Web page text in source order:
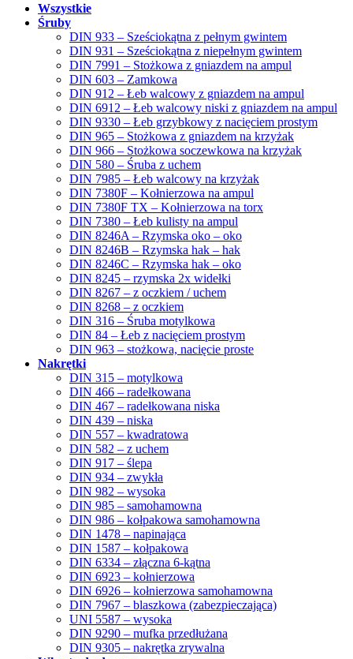
Wszystkie
Śruby
DIN 933 – Sześciokątna z pełnym gwintem
DIN 931 – Sześciokątna z niepełnym gwintem
DIN 7991 – Stożkowa z gniazdem na ampul
DIN 603 – Zamkowa
DIN 912 – Łeb walcowy z gniazdem na ampul
DIN 6912 – Łeb walcowy niski z gniazdem na ampul
DIN 9330 – Łeb grzybkowy z nacięciem prostym
DIN 965 – Stożkowa z gniazdem na krzyżak
DIN 966 – Stożkowa soczewkowa na krzyżak
DIN 580 – Śruba z uchem
DIN 7985 – Łeb walcowy na krzyżak
DIN 7380F – Kołnierzowa na ampul
DIN 7380F TX – Kołnierzowa na torx
DIN 7380 – Łeb kulisty na ampul
DIN 8246A – Rzymska oko – oko
DIN 8246B – Rzymska hak – hak
DIN 8246C – Rzymska hak – oko
DIN 8245 – rzymska 2x widełki
DIN 8267 – z oczkiem / uchem
DIN 8268 – z oczkiem
DIN 316 – Śruba motylkowa
DIN 84 – Łeb z nacięciem prostym
DIN 963 – stożkowa, nacięcie proste
Nakrętki
DIN 315 – motylkowa
DIN 466 – radełkowana
DIN 467 – radełkowana niska
DIN 439 – niska
DIN 557 – kwadratowa
DIN 582 – z uchem
DIN 917 – ślepa
DIN 934 – zwykła
DIN 982 – wysoka
DIN 985 – samohamowna
DIN 986 – kołpakowa samohamowna
DIN 1478 – napinająca
DIN 1587 – kołpakowa
DIN 6334 – złączna 6-kątna
DIN 6923 – kołnierzowa
DIN 6926 – kołnierzowa samohamowna
DIN 7967 – blaszkowa (zabezpieczająca)
UNI 5587 – wysoka
DIN 9290 – mufka przedłużana
DIN 9305 – nakrętka zrywalna